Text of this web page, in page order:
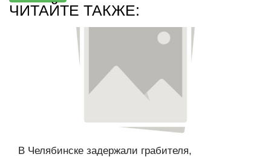
ЧИТАЙТЕ ТАКЖЕ:
В Челябинске задержали грабителя,